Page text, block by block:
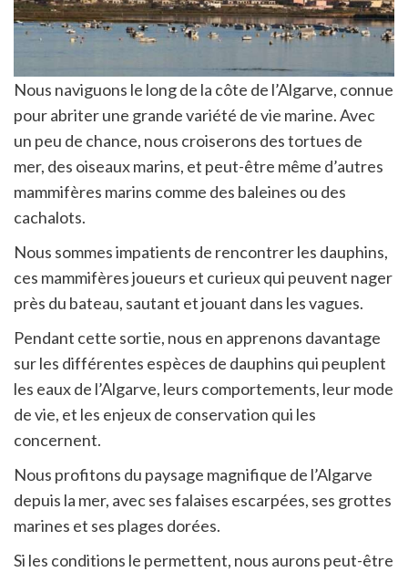
Nous naviguons le long de la côte de l’Algarve, connue
pour abriter une grande variété de vie marine. Avec
un peu de chance, nous croiserons des tortues de
mer, des oiseaux marins, et peut-être même d’autres
mammifères marins comme des baleines ou des
cachalots.
Nous sommes impatients de rencontrer les dauphins,
ces mammifères joueurs et curieux qui peuvent nager
près du bateau, sautant et jouant dans les vagues.
Pendant cette sortie, nous en apprenons davantage
sur les différentes espèces de dauphins qui peuplent
les eaux de l’Algarve, leurs comportements, leur mode
de vie, et les enjeux de conservation qui les
concernent.
Nous profitons du paysage magnifique de l’Algarve
depuis la mer, avec ses falaises escarpées, ses grottes
marines et ses plages dorées.
Si les conditions le permettent, nous aurons peut-être